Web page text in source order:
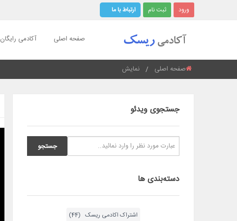
ورود ثبت نام ارتباط با ما
صفحه اصلی آکادمی رایگان
Current:
نمایش صفحه اصلی
جستجوی ویدئو
دسته‌بندی ها
اشتراک اکادمی ریسک (44)